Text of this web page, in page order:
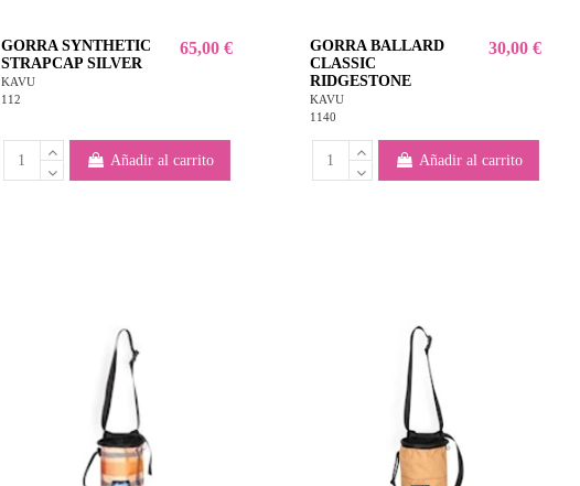
GORRA SYNTHETIC
STRAPCAP SILVER
KAVU
112
65,00 €
Añadir al carrito
GORRA BALLARD
CLASSIC
RIDGESTONE
KAVU
1140
30,00 €
Añadir al carrito